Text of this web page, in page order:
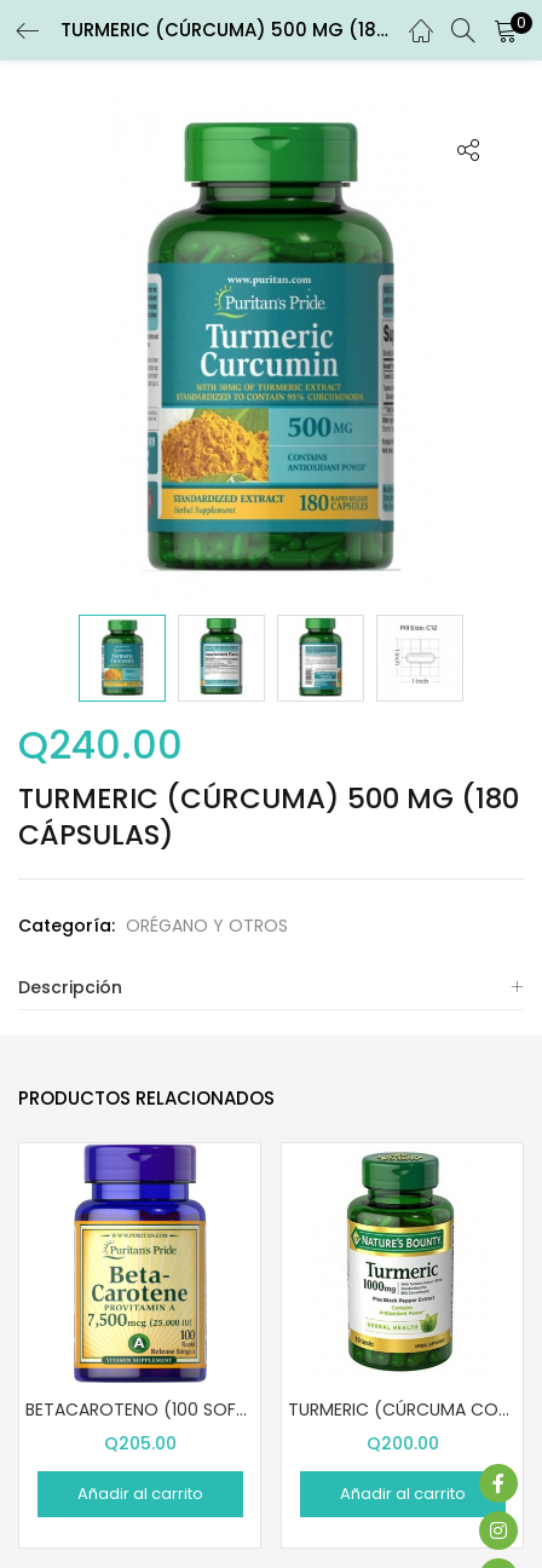
TURMERIC (CÚRCUMA) 500 MG (180 CÁPSULAS) 0
TURMERIC (CÚRCUMA) 500 MG (180
CÁPSULAS)
Q240.00
Categoría: ORÉGANO Y OTROS
Descripción
PRODUCTOS RELACIONADOS
BETACAROTENO (100 SOFTGELS)
Q205.00
Añadir al carrito
TURMERIC (CÚRCUMA CON PIMIENTA NEGRA 1000 mg (60 CÁPSULAS)
Q200.00
Añadir al carrito
ENTRAR REGISTRARSE
Introduce tu nombre de usuario y contraseña para iniciar
Recuérdame
Entrar
¿Contraseña perdida?